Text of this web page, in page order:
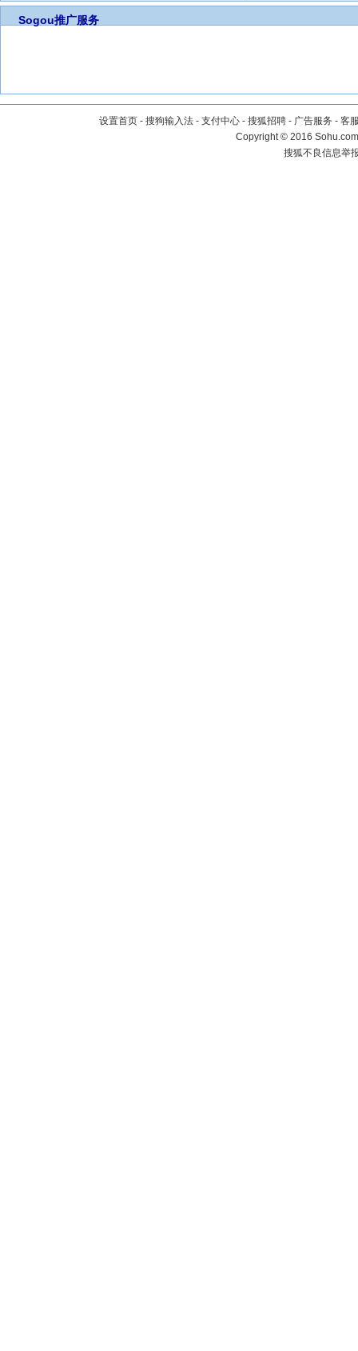
Sogou推广服务
设置首页 - 搜狗输入法 - 支付中心 - 搜狐招聘 - 广告服务 - 客
Copyright©2016
搜狐不良信息举